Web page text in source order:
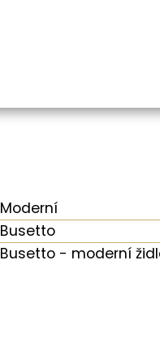
Moderní
Busetto
Busetto - moderní